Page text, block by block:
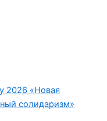
2026 «Новая
солидаризм»